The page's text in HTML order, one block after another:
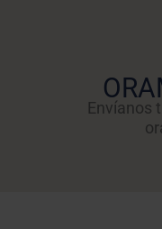
Envíanos